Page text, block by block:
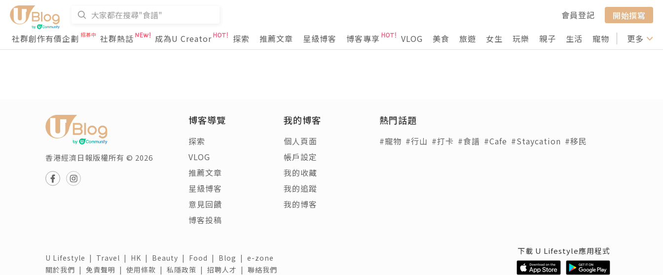
會員登記
開始撰寫
社群創作有價企劃
社群熱話 成為U Creator 探索 推薦文章 星級博客 博客專享 VLOG 美食 旅遊 女生 玩樂 親子 生活 寵物 行山 打卡
更多
香港經濟日報版權所有 © 2026
博客導覽
探索
VLOG
推薦文章
星級博客
意見回饋
博客投稿
我的博客
個人頁面
帳戶設定
我的收藏
我的追蹤
我的博客
熱門話題
#寵物 #行山 #打卡 #食譜 #Cafe #Staycation #移民
U Lifestyle | Travel | HK | Beauty | Food | Blog | e-zone
關於我們 | 免責聲明 | 使用條款 | 私隱政策 | 招聘人才 | 聯絡我們
下載 U Lifestyle應用程式